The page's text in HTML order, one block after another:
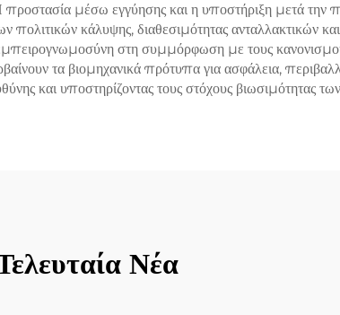
μέσω εγγύησης και η υποστήριξη μετά
κάλυψης, διαθεσιμότητας ανταλλακτικών
στη συμμόρφωση με τους
τα βιομηχανικά πρότυπα για ασφάλεια,
και υποστηρίζοντας τους στόχους βιωσιμότητας
Νέα